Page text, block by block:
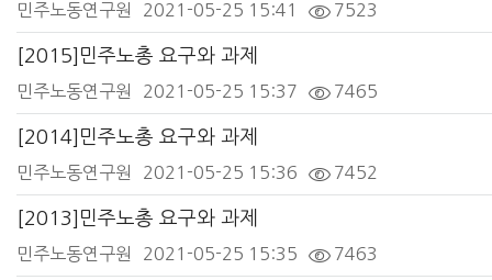
민주노동연구원 2021-05-25 15:41 7523
[2015]민주노총 요구와 과제
민주노동연구원 2021-05-25 15:37 7465
[2014]민주노총 요구와 과제
민주노동연구원 2021-05-25 15:36 7452
[2013]민주노총 요구와 과제
민주노동연구원 2021-05-25 15:35 7463